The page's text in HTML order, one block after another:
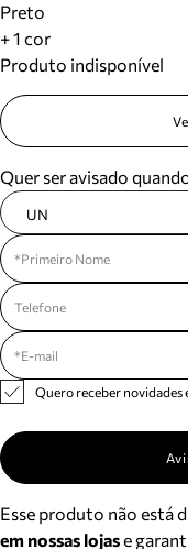
Preto
+ 1 cor
Produto indisponível
Quer ser avisado
UN
Quero receber novidades
Esse produto não está
em nossas lojase